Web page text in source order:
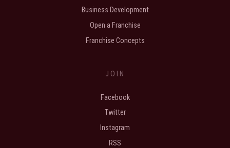
Business Development
Open a Franchise
Franchise Concepts
JOIN
Facebook
Twitter
Instagram
RSS